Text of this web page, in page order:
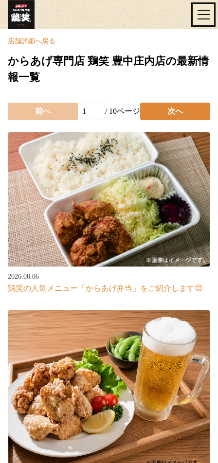
店舗詳細へ戻る
からあげ専門店 鶏笑 豊中庄内店の最新情
報一覧
前へ / 10ページ 次へ
2026.08.06
鶏笑の人気メニュー「からあげ弁当」をご紹介します😊